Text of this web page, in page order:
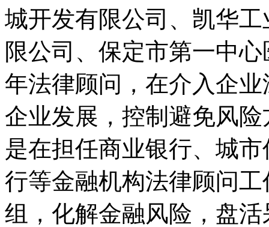
城开发有限公司、凯华
限公司、保定市第一中
年法律顾问，在介入企
企业发展，控制避免风
是在担任商业银行、城
行等金融机构法律顾问
组，化解金融风险，盘